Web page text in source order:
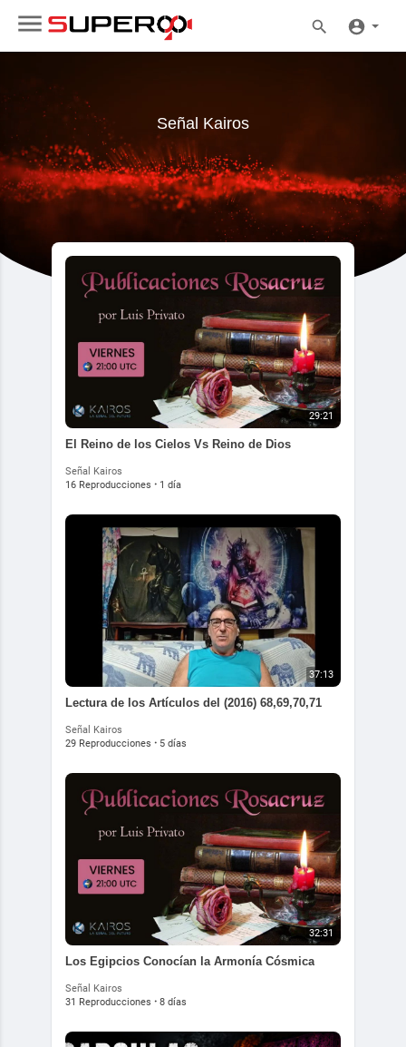
Señal Kairos
29:21
El Reino de los Cielos Vs Reino de Dios
Señal Kairos
16 Reproducciones · 1 día
37:13
Lectura de los Artículos del (2016) 68,69,70,71
Señal Kairos
29 Reproducciones · 5 días
32:31
Los Egipcios Conocían la Armonía Cósmica
Señal Kairos
31 Reproducciones · 8 días